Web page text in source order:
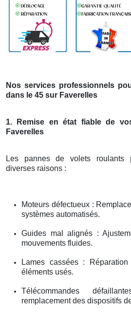
Nos services professionnels
dans le 45 sur Faverelles
1. Remise en état fiable de
Faverelles
Les pannes de volets roulants
diverses raisons :
Moteurs défectueux :
systèmes automatisés.
Guides mal alignés :
mouvements fluides.
Lames cassées :
éléments usés.
Télécommandes
remplacement des dispositifs